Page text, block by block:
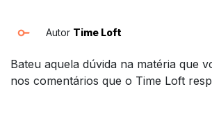
Autor Time Loft
Bateu aquela dúvida na matéria que
nos comentários que o Time Loft